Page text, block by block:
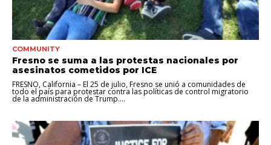
COMMUNITY
Fresno se suma a las protestas nacionales por
asesinatos cometidos por ICE
FRESNO, California – El 25 de julio, Fresno se unió a comunidades de
todo el país para protestar contra las políticas de control migratorio
de la administración de Trump....